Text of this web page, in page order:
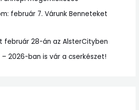
február 7. Várunk Benneteket
február 28-án az AlsterCityben
2026-ban is vár a cserkészet!